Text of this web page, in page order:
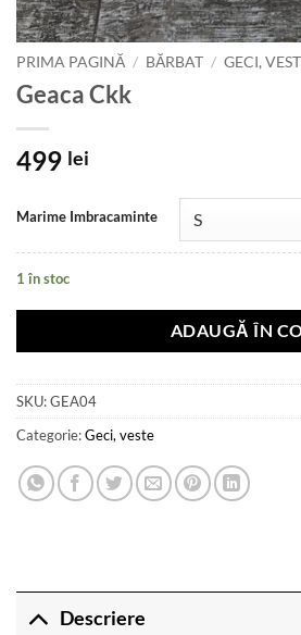
PRIMA PAGINĂ / BĂRBAT / GECI,
Geaca Ckk
499 lei
Marime Imbracaminte
1 în stoc
ADAUGĂ ÎN
SKU:GEA04
Categorie:Geci, veste
Descriere